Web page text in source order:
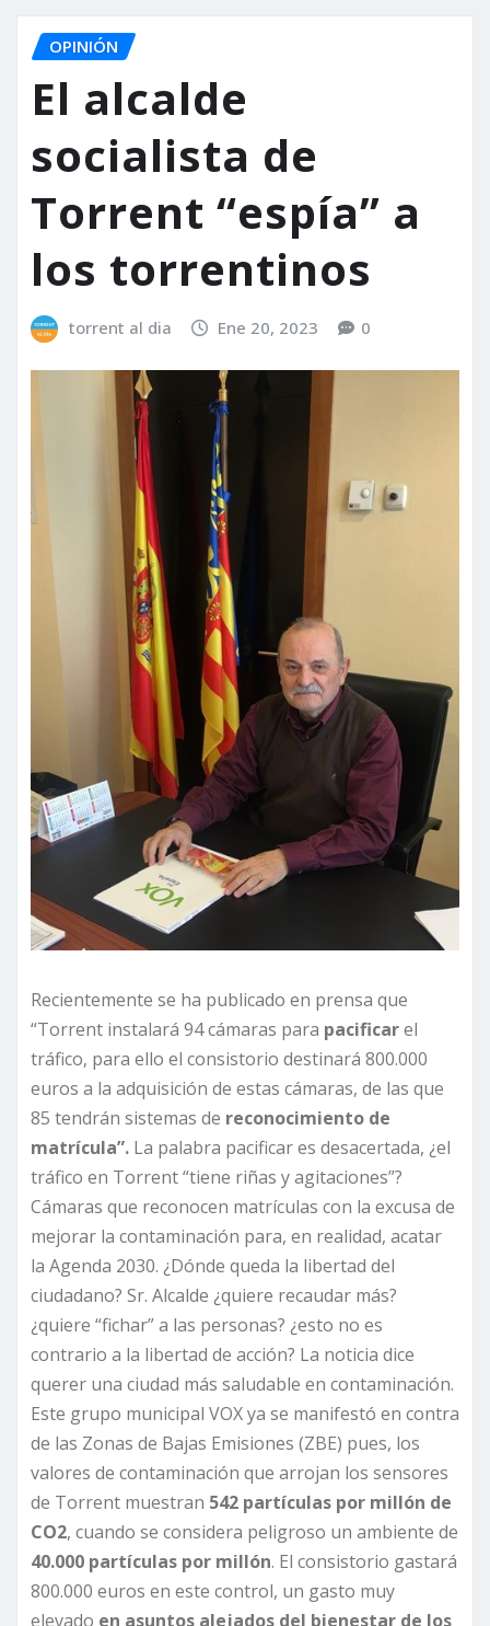
OPINIÓN
El alcalde
socialista de
Torrent “espía” a
los torrentinos
torrent al dia Ene 20, 2023 0
Recientemente se ha publicado en prensa que
“Torrent instalará 94 cámaras para pacificarel
tráfico, para ello el consistorio destinará 800.000
euros a la adquisición de estas cámaras, de las que
85 tendrán sistemas de reconocimiento de
matrícula”. La palabra pacificar es desacertada, ¿el
tráfico en Torrent “tiene riñas y agitaciones”?
Cámaras que reconocen matrículas con la excusa de
mejorar la contaminación para, en realidad, acatar
la Agenda 2030. ¿Dónde queda la libertad del
ciudadano? Sr. Alcalde ¿quiere recaudar más?
¿quiere “fichar” a las personas? ¿esto no es
contrario a la libertad de acción? La noticia dice
querer una ciudad más saludable en contaminación.
Este grupo municipal VOX ya se manifestó en contra
de las Zonas de Bajas Emisiones (ZBE) pues, los
valores de contaminación que arrojan los sensores
de Torrent muestran 542 partículas por millón de
CO2, cuando se considera peligroso un ambiente de
40.000 partículas por millón. El consistorio gastará
800.000 euros en este control, un gasto muy
elevado en asuntos alejados del bienestar de los